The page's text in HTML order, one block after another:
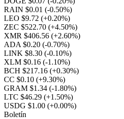
RAIN $0.01 (-0.50%)
LEO $9.72 (+0.20%)
ZEC $522.70 (+4.50%)
XMR $406.56 (+2.60%)
ADA $0.20 (-0.70%)
LINK $8.30 (-0.10%)
XLM $0.16 (-1.10%)
BCH $217.16 (+0.30%)
CC $0.10 (+9.30%)
GRAM $1.34 (-1.80%)
LTC $46.29 (+1.50%)
USDG $1.00 (+0.00%)
Boletín